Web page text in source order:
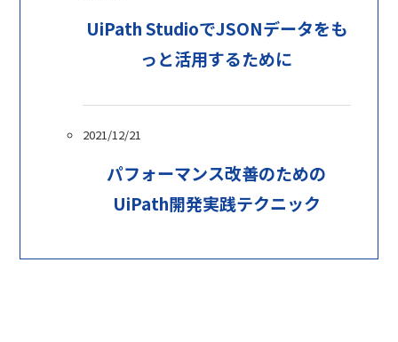
UiPath StudioでJSONデータをも
っと活用するために
2021/12/21
パフォーマンス改善のための
UiPath開発実践テクニック